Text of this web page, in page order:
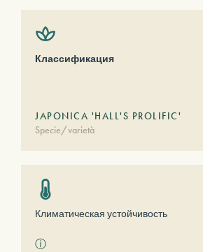
Классификация
JAPONICA 'HALL'S PROLIFIC'
Specie/varietà
Климатическая устойчивость
ⓘ